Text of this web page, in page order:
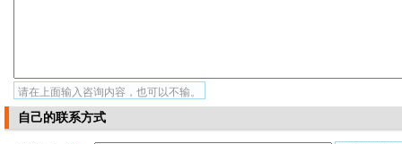
请在上面输入咨询内容，也可以不输。
自己的联系方式